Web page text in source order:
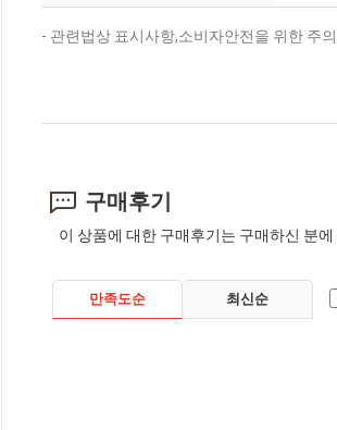
- 관련법상 표시사항,소비자안전을 위한 주
구매후기
이 상품에 대한 구매후기는 구매하신 분에
만족도순 최신순